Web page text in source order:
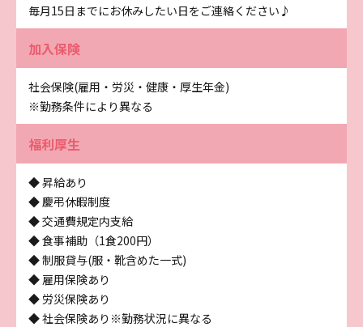
毎月15日までにお休みしたい日をご連絡ください♪
加入保険
社会保険(雇用・労災・健康・厚生年金)
※勤務条件により異なる
福利厚生
◆ 昇給あり
◆ 慶弔休暇制度
◆ 交通費規定内支給
◆ 食事補助（1食200円）
◆ 制服貸与(服・靴含めた一式)
◆ 雇用保険あり
◆ 労災保険あり
◆ 社会保険あり※勤務状況に異なる